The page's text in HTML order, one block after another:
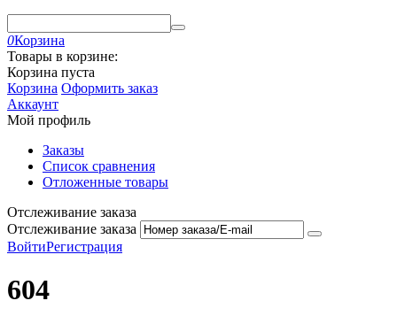
0Корзина
Товары в корзине:
Корзина пуста
Корзина Оформить заказ
Аккаунт
Мой профиль
Заказы
Список сравнения
Отложенные товары
Отслеживание заказа
Отслеживание заказа
ВойтиРегистрация
604